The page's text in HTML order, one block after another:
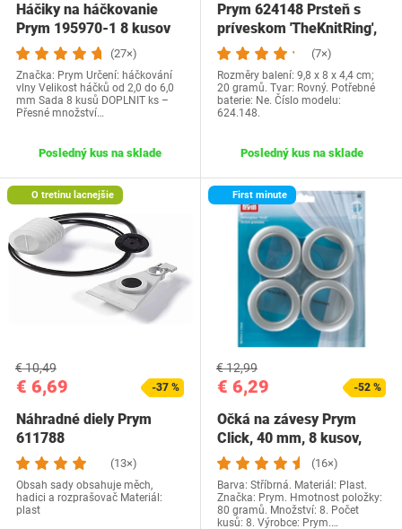
Háčiky na háčkovanie
Prym 195970-1 8 kusov
(27×)
Značka: Prym Určení: háčkování
vlny Velikost háčků od 2,0 do 6,0
mm Sada 8 kusů DOPLNIT ks –
Přesné množství…
Posledný kus na sklade
Prym 624148 Prsteň s
príveskom 'TheKnitRing',
60 mm x 50 mm…
(7×)
Rozměry balení: 9,8 x 8 x 4,4 cm;
20 gramů. Tvar: Rovný. Potřebné
baterie: Ne. Číslo modelu:
624.148.
Posledný kus na sklade
O tretinu lacnejšie
€ 6,69
€ 10,49
-37 %
Náhradné diely Prym
611788
(13×)
Obsah sady obsahuje měch,
hadici a rozprašovač Materiál:
plast
First minute
€ 6,29
€ 12,99
-52 %
Očká na závesy Prym
Click, 40 mm, 8 kusov,
matne…
(16×)
Barva: Stříbrná. Materiál: Plast.
Značka: Prym. Hmotnost položky:
80 gramů. Množství: 8. Počet
kusů: 8. Výrobce: Prym.…